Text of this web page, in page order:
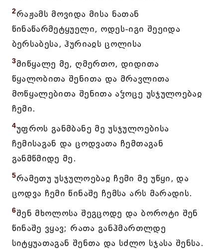
2რაჟამს მოვიდა მისა ნათან
წინაწარმეტყუელი, ოდეს-იგი შეეიდა
ბერსაბესა, ჰურიაჲს ცოლისა
3მიწყალე მე, ღმერთო, დიდითა
წყალობითა შენითა და მრავლითა
მოწყალებითა შენითა აჴოცე უსჯულოებაჲ
ჩემი.
4უფროს განმბანე მე უსჯულოებისა
ჩემისაგან და ცოდვათა ჩემთაგან
განმწმიდე მე.
5რამეთუ უსჯულოებაჲ ჩემი მე უწყი, და
ცოდვა ჩემი წინაშე ჩემსა არს მარადის.
6შენ მხოლოსა შეგცოდე და ბოროტი შენ
წინაშე ვყავ; რათა განჰმართლდე
სიტყუათაგან შენთა და სძლო სჯასა შენსა.